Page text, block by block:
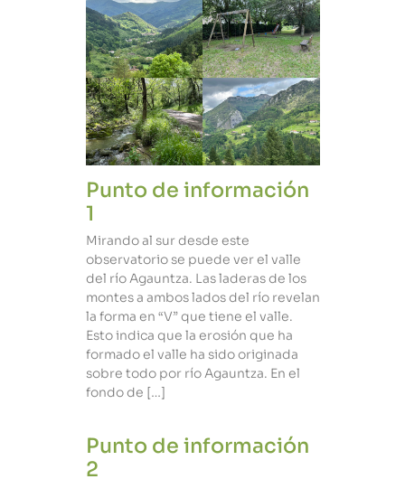
Punto de información
1
Mirando al sur desde este
observatorio se puede ver el valle
del río Agauntza. Las laderas de los
montes a ambos lados del río revelan
la forma en “V” que tiene el valle.
Esto indica que la erosión que ha
formado el valle ha sido originada
sobre todo por río Agauntza. En el
fondo de […]
Punto de información
2